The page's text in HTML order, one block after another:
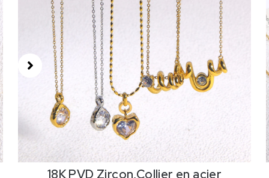
18K PVD Zircon,Collier en acier